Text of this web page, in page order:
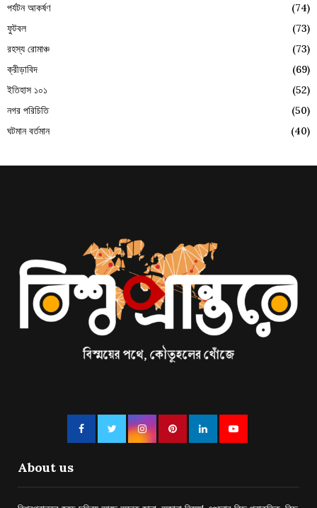
পর্যটন আকর্ষণ
(74)
ফুটবল
(73)
রহস্য রোমাঞ্চ
(73)
ক্রীড়াবিদ
(69)
ইতিহাস ১০১
(52)
নগর পরিচিতি
(50)
ঘটমান বর্তমান
(40)
About us